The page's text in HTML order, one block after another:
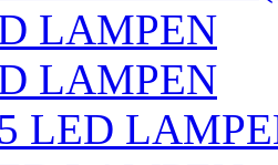
LAMPEN
LAMPEN
LED